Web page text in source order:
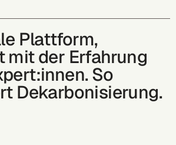
Plattform,
mit der Erfahrung
So
Dekarbonisierung.